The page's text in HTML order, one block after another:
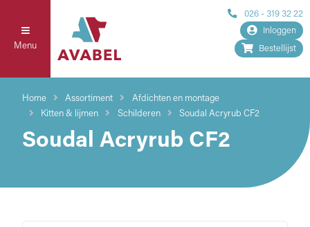
Menu
026 - 319 32 22
Inloggen
Bestellijst
Home Assortiment
Afdichten en montage
Kitten & lijmen
Schilderen Soudal Acryrub CF2
Soudal Acryrub CF2